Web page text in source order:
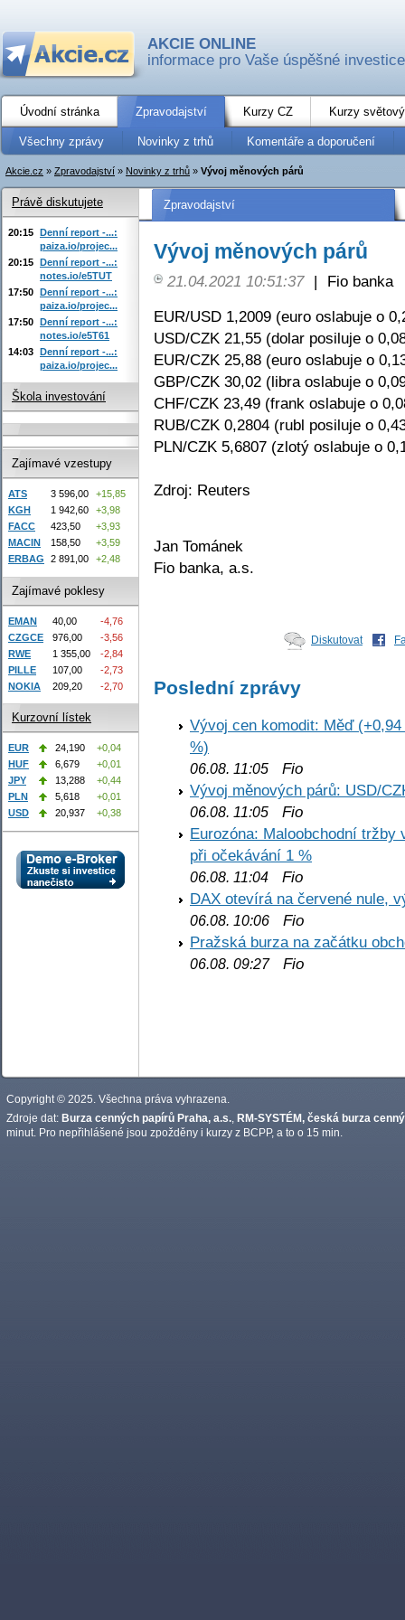
AKCIE ONLINE
informace pro Vaše úspěšné investice
Úvodní stránka Zpravodajství Kurzy CZ Kurzy
Všechny zprávy Novinky z trhů Komentáře a doporučení
Akcie.cz » Zpravodajství » Novinky z trhů » Vývoj měnových párů
Zpravodajství
Vývoj měnových párů
21.04.2021 10:51:37 |
Fio banka
EUR/USD 1,2009 (euro oslabuje o
USD/CZK 21,55 (dolar posiluje o
EUR/CZK 25,88 (euro oslabuje o
GBP/CZK 30,02 (libra oslabuje o
CHF/CZK 23,49 (frank oslabuje o
RUB/CZK 0,2804 (rubl posiluje o
PLN/CZK 5,6807 (zlotý oslabuje o
Zdroj: Reuters
Jan Tománek
Fio banka, a.s.
Diskutovat
Poslední zprávy
Vývoj cen komodit: Měď
%)
06.08. 11:05 Fio
Vývoj měnových párů: USD/
06.08. 11:05 Fio
Eurozóna: Maloobchodní
při očekávání 1 %
06.08. 11:04 Fio
DAX otevírá na červené nule,
06.08. 10:06 Fio
Pražská burza na začátku
06.08. 09:27Fio
Právě diskutujete
20:15 Denní report -...:
paiza.io/projec...
20:15 Denní report -...:
notes.io/e5TUT
17:50 Denní report -...:
paiza.io/projec...
17:50 Denní report -...:
notes.io/e5T61
14:03 Denní report -...:
paiza.io/projec...
Škola investování
Zajímavé vzestupy
ATS 3 596,00
+15,85
KGH
1 942,60
+3,98
FACC
423,50
+3,93
MACIN
158,50
+3,59
ERBAG
2 891,00 +2,48
Zajímavé poklesy
EMAN 40,00
-4,76
CZGCE
976,00
-3,56
RWE
1 355,00
-2,84
PILLE
107,00
-2,73
NOKIA
209,20 -2,70
Kurzovní lístek
EUR 24,190
+0,04
HUF
6,679
+0,01
JPY
13,288
+0,44
PLN
5,618
+0,01
USD
20,937 +0,38
Copyright © 2025. Všechna práva vyhrazena.
Zdroje dat: Burza cenných papírů Praha, a.s. RM-SYSTÉM, česká burza
minut. Pro nepřihlášené jsou zpožděny i kurzy z BCPP, a to o 15 min.